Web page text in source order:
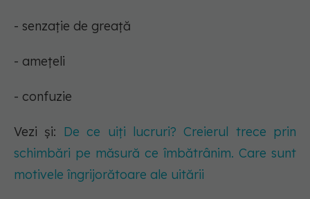
- senzație de greață
- amețeli
- confuzie
Vezi și: De ce uiți lucruri? Creierul trece prin
schimbări pe măsură ce îmbătrânim. Care sunt
motivele îngrijorătoare ale uitării